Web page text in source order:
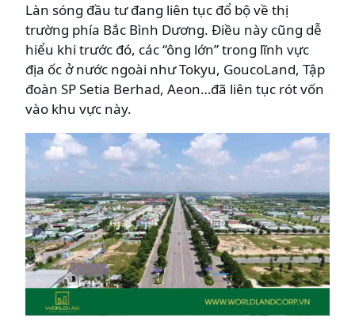
Làn sóng đầu tư đang liên tục đổ bộ về thị
trường phía Bắc Bình Dương. Điều này cũng dễ
hiểu khi trước đó, các “ông lớn” trong lĩnh vực
địa ốc ở nước ngoài như Tokyu, GoucoLand, Tập
đoàn SP Setia Berhad, Aeon…đã liên tục rót vốn
vào khu vực này.